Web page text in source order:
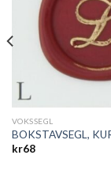
VOKSSEGL
BOKSTAVSEGL,
kr68